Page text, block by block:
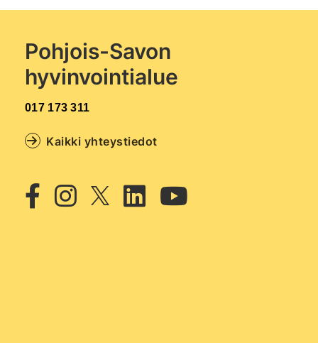
Pohjois-Savon
hyvinvointialue
017 173 311
Kaikki yhteystiedot
Facebook
Instagram
TwitterLinkedin